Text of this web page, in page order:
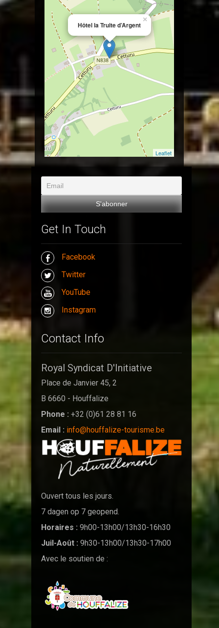
Hôtel la Truite d’Argent
×
Leaflet
Get In Touch
Facebook
Twitter
YouTube
Instagram
Contact Info
Royal Syndicat D'Initiative
Place de Janvier 45, 2
B 6660 - Houffalize
Phone : +32 (0)61 28 81 16
Email : info@houffalize-tourisme.be
Ouvert tous les jours.
7 dagen op 7 geopend.
Horaires : 9h00-13h00/13h30-16h30
Juil-Août : 9h30-13h00/13h30-17h00
Avec le soutien de :